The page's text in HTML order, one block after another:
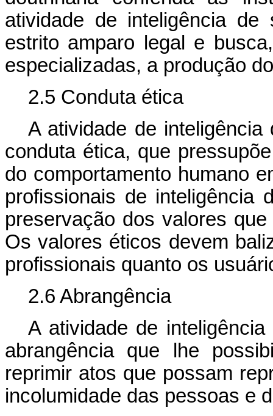
atividade de inteligência de
estrito amparo legal e
especializadas, a produção
2.5 Conduta ética
A atividade de
conduta ética, que
do comportamento humano
profissionais de inteligência
preservação dos valores
Os valores éticos devem
profissionais quanto os
2.6 Abrangência
A atividade de
abrangência que lhe
reprimir atos que possam
incolumidade das pessoas e